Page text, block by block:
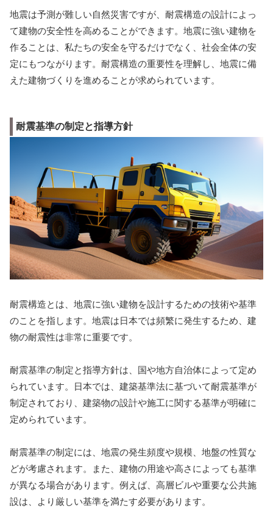
地震は予測が難しい自然災害ですが、耐震構造の設計によっ
て建物の安全性を高めることができます。地震に強い建物を
作ることは、私たちの安全を守るだけでなく、社会全体の安
定にもつながります。耐震構造の重要性を理解し、地震に備
えた建物づくりを進めることが求められています。
耐震基準の制定と指導方針
耐震構造とは、地震に強い建物を設計するための技術や基準
のことを指します。地震は日本では頻繁に発生するため、建
物の耐震性は非常に重要です。
耐震基準の制定と指導方針は、国や地方自治体によって定め
られています。日本では、建築基準法に基づいて耐震基準が
制定されており、建築物の設計や施工に関する基準が明確に
定められています。
耐震基準の制定には、地震の発生頻度や規模、地盤の性質な
どが考慮されます。また、建物の用途や高さによっても基準
が異なる場合があります。例えば、高層ビルや重要な公共施
設は、より厳しい基準を満たす必要があります。